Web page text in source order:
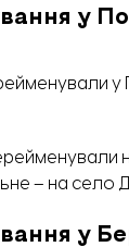
у
у
– на село
у